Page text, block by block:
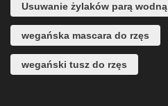
Usuwanie żylaków parą wodną
wegańska mascara do rzęs
wegański tusz do rzęs